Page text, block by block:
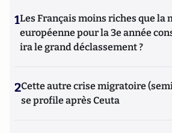
1Les Français moins riches que la
européenne pour la 3e année
ira le grand déclassement ?
2Cette autre crise migratoire
se profile après Ceuta